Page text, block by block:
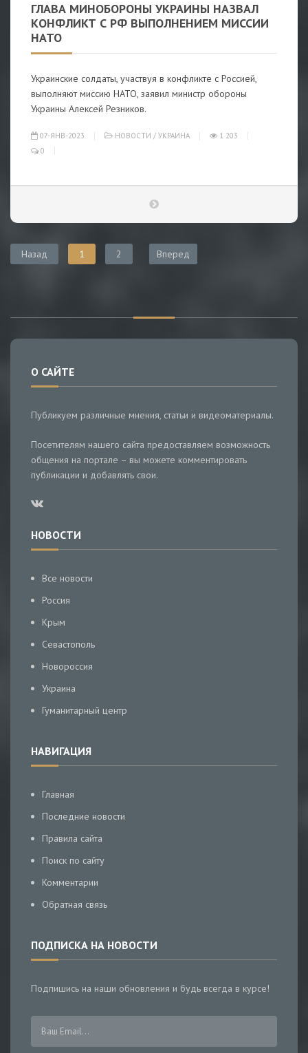
ГЛАВА МИНОБОРОНЫ УКРАИНЫ НАЗВАЛ
КОНФЛИКТ С РФ ВЫПОЛНЕНИЕМ МИССИИ
НАТО
Украинские солдаты, участвуя в конфликте с Россией,
выполняют миссию НАТО, заявил министр обороны
Украины Алексей Резников.
07-ЯНВ-2023 НОВОСТИ / УКРАИНА
1 203
0
Назад 1 2 Вперед
О САЙТЕ
Публикуем различные мнения, статьи и видеоматериалы.
Посетителям нашего сайта предоставляем возможность
общения на портале – вы можете комментировать
публикации и добавлять свои.
НОВОСТИ
Все новости
Россия
Крым
Севастополь
Новороссия
Украина
Гуманитарный центр
НАВИГАЦИЯ
Главная
Последние новости
Правила сайта
Поиск по сайту
Комментарии
Обратная связь
ПОДПИСКА НА НОВОСТИ
Подпишись на наши обновления и будь всегда в курсе!